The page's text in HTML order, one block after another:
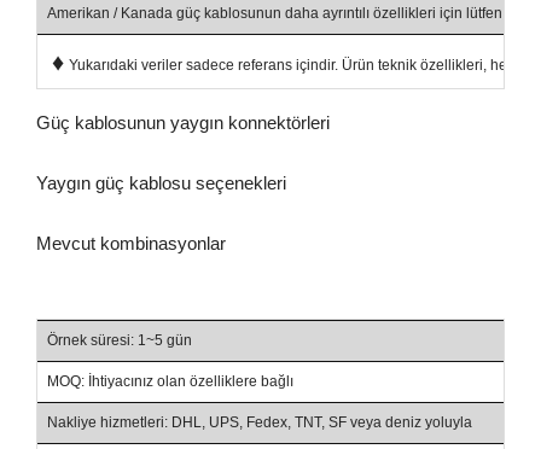
Amerikan / Kanada güç kablosunun daha ayrıntılı özellikleri için lütfen
♦ Yukarıdaki veriler sadece referans içindir. Ürün teknik özellikleri, her iki
Güç kablosunun yaygın konnektörleri
Yaygın güç kablosu seçenekleri
Mevcut kombinasyonlar
Örnek süresi: 1~5 gün
MOQ: İhtiyacınız olan özelliklere bağlı
Nakliye hizmetleri: DHL, UPS, Fedex, TNT, SF veya deniz yoluyla